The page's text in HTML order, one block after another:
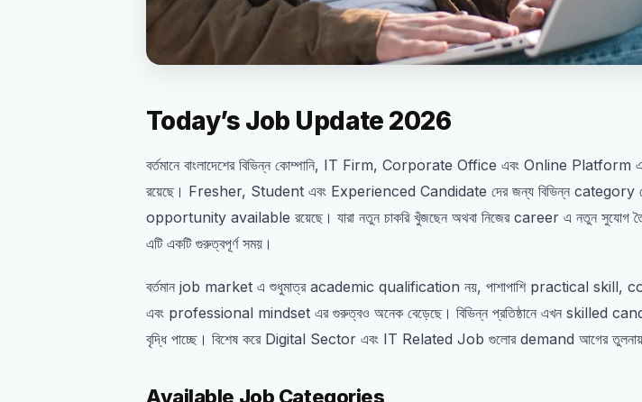
Today’s Job Update 2026
বর্তমানে বাংলাদেশের বিভিন্ন কোম্পানি, IT Firm, Corporate Office এবং Online Platform এ
রয়েছে। Fresher, Student এবং Experienced Candidate দের জন্য বিভিন্ন category
opportunity available রয়েছে। যারা নতুন চাকরি খুঁজছেন অথবা নিজের career এ নতুন সুযোগ
এটি একটি গুরুত্বপূর্ণ সময়।
বর্তমান job market এ শুধুমাত্র academic qualification নয়, পাশাপাশি practical
এবং professional mindset এর গুরুত্বও অনেক বেড়েছে। বিভিন্ন প্রতিষ্ঠানে এখন skilled
বৃদ্ধি পাচ্ছে। বিশেষ করে Digital Sector এবং IT Related Job গুলোর demand আগের তুলনায়
Available Job Categories